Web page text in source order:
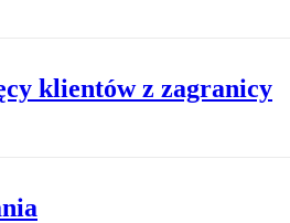
klientów z zagranicy